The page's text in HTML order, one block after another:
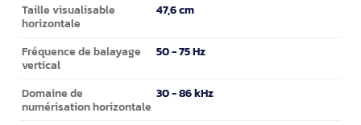
Taille visualisable
horizontale
47,6 cm
Fréquence de balayage
vertical
50 - 75 Hz
Domaine de
numérisation horizontale
30 - 86 kHz